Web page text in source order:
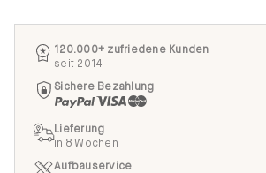
120.000+ zufriedene Kunden
seit 2014
Sichere Bezahlung
Lieferung
in 8 Wochen
Aufbauservice